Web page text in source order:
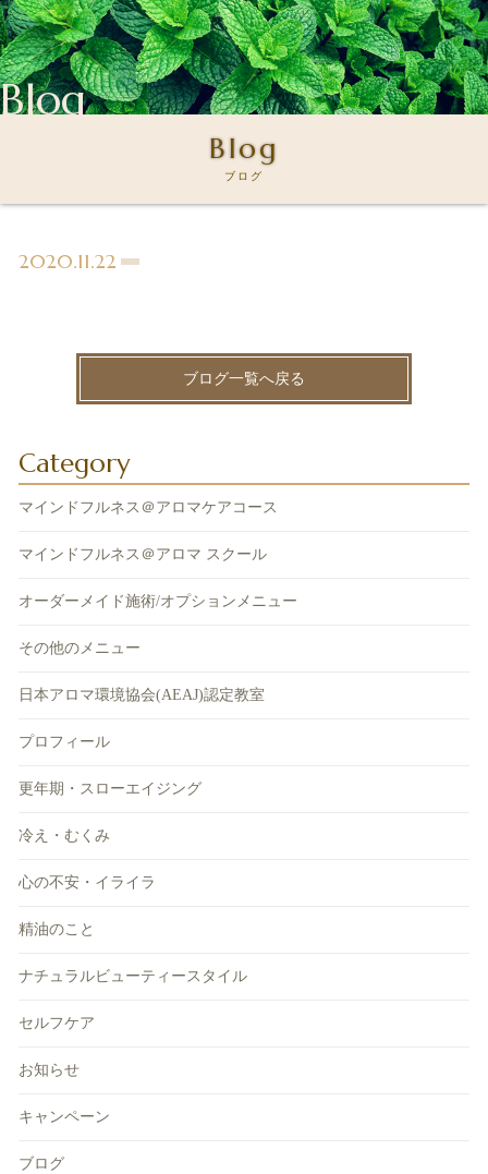
Blog
Blog
ブログ
2020.11.22
ブログ一覧へ戻る
Category
マインドフルネス＠アロマケアコース
マインドフルネス＠アロマ スクール
オーダーメイド施術/オプションメニュー
その他のメニュー
日本アロマ環境協会(AEAJ)認定教室
プロフィール
更年期・スローエイジング
冷え・むくみ
心の不安・イライラ
精油のこと
ナチュラルビューティースタイル
セルフケア
お知らせ
キャンペーン
ブログ